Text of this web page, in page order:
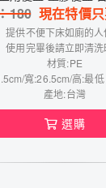
180 現在特價
提供不便下床如廁的人
使用完畢後請立即清
材質:PE
寬:26.5cm/高:最
產地:台灣
選購